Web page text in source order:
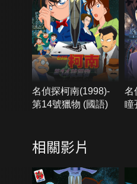
名偵探柯南(1998)-
第14號獵物 (國語)
名
瞳
相關影片